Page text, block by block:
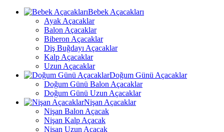
Bebek Açacakları
Ayak Açacaklar
Balon Açacaklar
Biberon Açacaklar
Diş Buğdayı Açacaklar
Kalp Açacaklar
Uzun Açacaklar
Doğum Günü Açacaklar
Doğum Günü Balon Açacaklar
Doğum Günü Uzun Açacaklar
Nişan Açacaklar
Nişan Balon Açacak
Nişan Kalp Açacak
Nişan Uzun Açacak